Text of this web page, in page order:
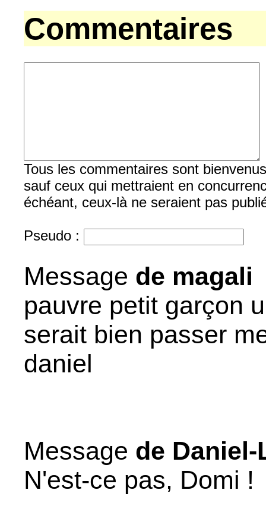
Commentaires
Tous les commentaires sont
sauf ceux qui mettraient en
échéant, ceux-là ne seraient pas
Pseudo :
Message de magali
pauvre petit garçon
serait bien passer
daniel
Message de
N'est-ce pas, Domi !